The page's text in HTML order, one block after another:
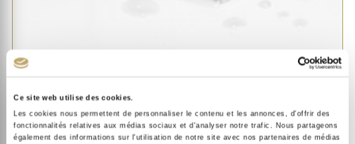
Ce site web utilise des cookies.
Les cookies nous permettent de personnaliser le contenu et les annonces, d'offrir des
fonctionnalités relatives aux médias sociaux et d'analyser notre trafic. Nous partageons
également des informations sur l'utilisation de notre site avec nos partenaires de médias
FACE
PRO DERMOBOOSTER AMPOULE MOISTURIZING